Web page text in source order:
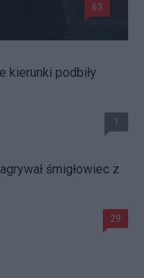
63
kierunki podbiły
1
śmigłowiec z
29